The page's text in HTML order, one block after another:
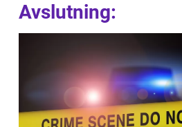
Avslutning: